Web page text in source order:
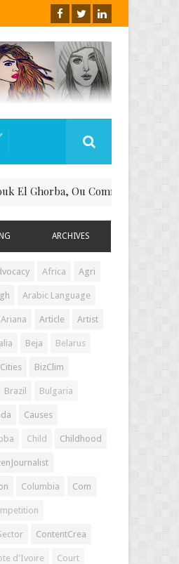
Ou Comment Soutenir Le
ARCHIVES
Africa Agri
Arabic Language
Ariana Article Artist
Beja Belarus
BizClim
Brazil Bulgaria
Causes
Child Childhood
Columbia Com
ContentCrea
d'Ivoire Court